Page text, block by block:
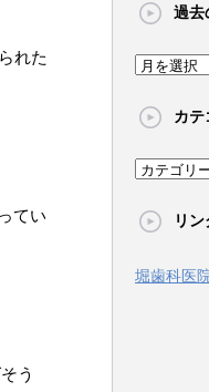
れた
てい
う
過去
過
の
事
カテ
カ
ゴ
ー
リン
堀歯科医